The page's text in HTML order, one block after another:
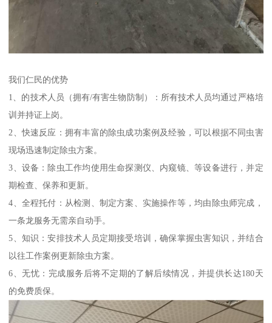
我们仁民的优势
1、的技术人员（拥有/有害生物防制）：所有技术人员均通过严格培
训并持证上岗。
2、快速反应：拥有丰富的除虫成功案例及经验，可以根据不同虫害
现场迅速制定除虫方案。
3、设备：除虫工作均使用生命探测仪、内窥镜、等设备进行，并定
期检查、保养和更新。
4、全程托付：从检测、制定方案、实施操作等，均由除虫师完成，
一条龙服务无需亲自动手。
5、知识：安排技术人员定期接受培训，确保掌握虫害知识，并结合
以往工作案例更新除虫方案。
6、无忧：完成服务后将不定期的了解后续情况，并提供长达180天
的免费质保。